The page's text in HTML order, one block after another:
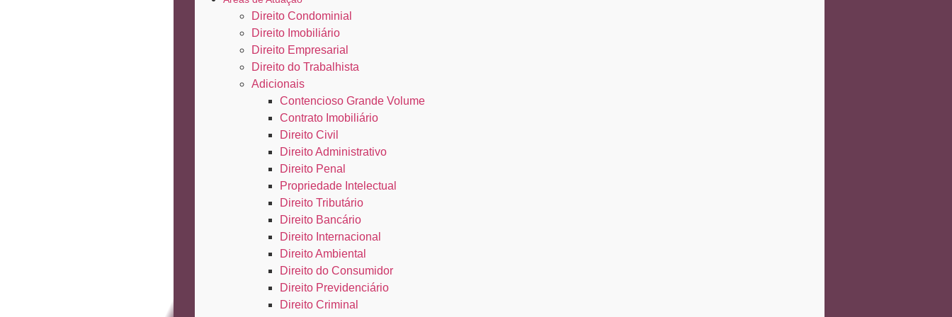
Direito Condominial
Direito Imobiliário
Direito Empresarial
Direito do Trabalhista
Adicionais
Contencioso Grande Volume
Contrato Imobiliário
Direito Civil
Direito Administrativo
Direito Penal
Propriedade Intelectual
Direito Tributário
Direito Bancário
Direito Internacional
Direito Ambiental
Direito do Consumidor
Direito Previdenciário
Direito Criminal